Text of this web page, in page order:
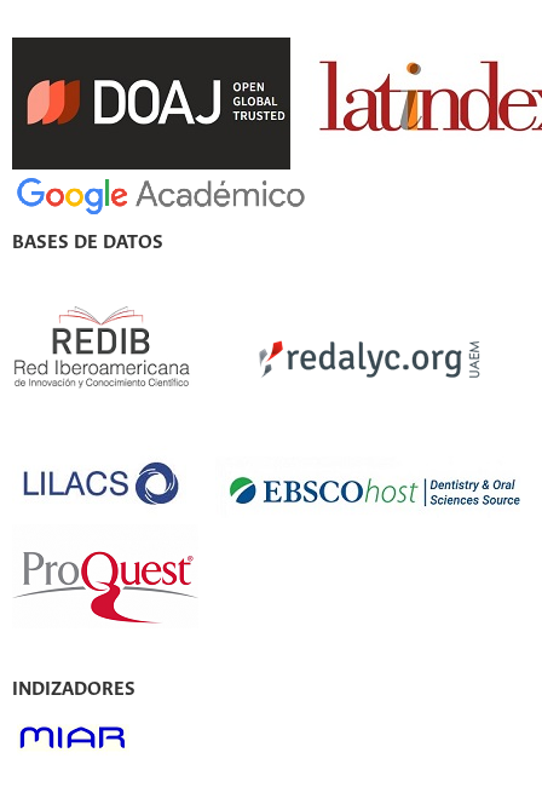
BASES DE DATOS
INDIZADORES